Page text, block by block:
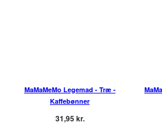
MaMaMeMo Legemad - Træ -
Kaffebønner
31,95 kr.